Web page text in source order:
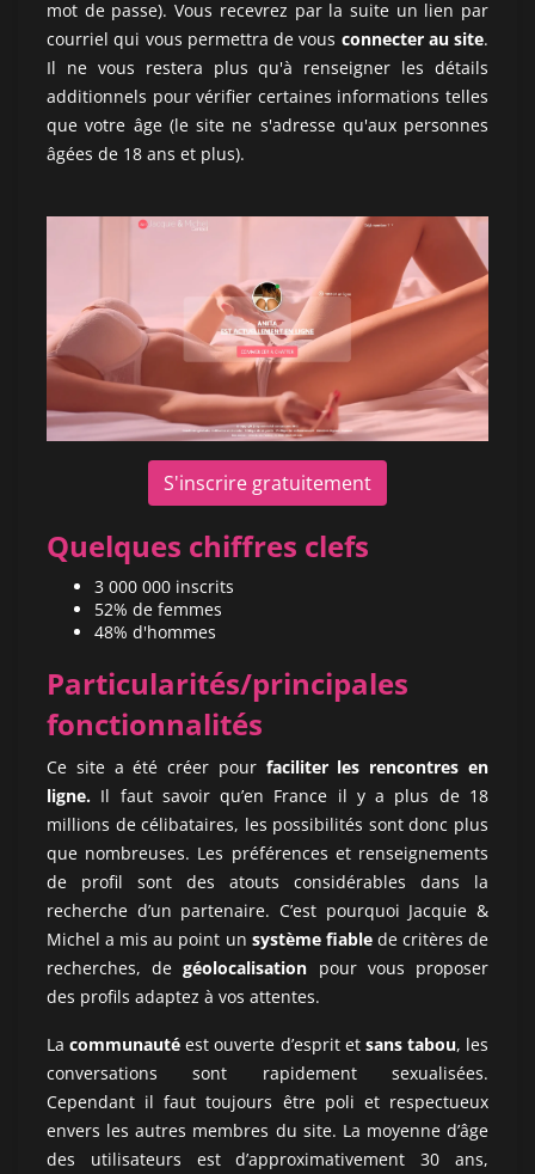
mot de passe). Vous recevrez par la suite un lien par
courriel qui vous permettra de vous connecter au site.
Il ne vous restera plus qu'à renseigner les détails
additionnels pour vérifier certaines informations telles
que votre âge (le site ne s'adresse qu'aux personnes
âgées de 18 ans et plus).
S'inscrire gratuitement
Quelques chiffres clefs
3 000 000 inscrits
52% de femmes
48% d'hommes
Particularités/principales
fonctionnalités
Ce site a été créer pour faciliter les rencontres en
ligne. Il faut savoir qu’en France il y a plus de 18
millions de célibataires, les possibilités sont donc plus
que nombreuses. Les préférences et renseignements
de profil sont des atouts considérables dans la
recherche d’un partenaire. C’est pourquoi Jacquie &
Michel a mis au point un système fiablede critères de
recherches, degéolocalisation pour vous proposer
des profils adaptez à vos attentes.
Lacommunauté est ouverte d’esprit et sans tabou, les
conversations sont rapidement sexualisées.
Cependant il faut toujours être poli et respectueux
envers les autres membres du site. La moyenne d’âge
des utilisateurs est d’approximativement 30 ans,